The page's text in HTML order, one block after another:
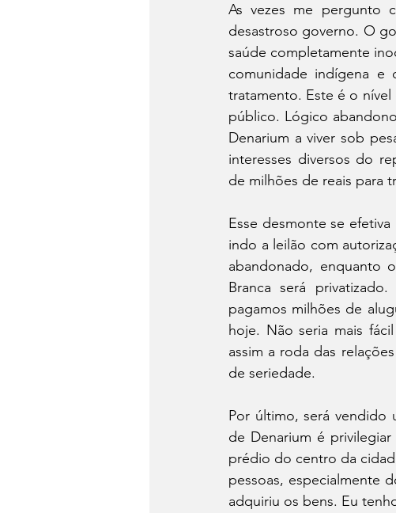
As vezes me pergunto
desastroso governo. O
saúde completamente
comunidade indígena e
tratamento. Este é o
público. Lógico
Denarium a viver sob
interesses diversos do
de milhões de reais para
Esse desmonte se
indo a leilão com
abandonado, enquanto
Branca será
pagamos milhões de
hoje. Não seria mais
assim a roda das
de seriedade.
Por último, será vendido
de Denarium é
prédio do centro da
pessoas, especialmente
adquiriu os bens. Eu